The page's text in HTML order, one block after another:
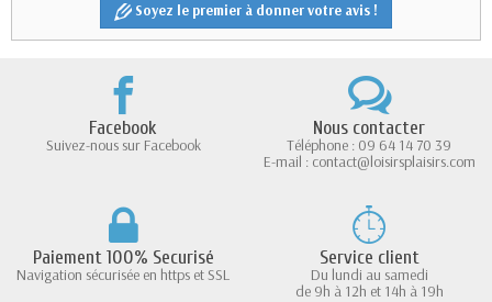
Soyez le premier à donner votre avis !
Facebook
Suivez-nous sur Facebook
Nous contacter
Téléphone : 09 64 14 70 39
E-mail : contact@loisirsplaisirs.com
Paiement 100% Securisé
Navigation sécurisée en https et SSL
Service client
Du lundi au samedi
de 9h à 12h et 14h à 19h